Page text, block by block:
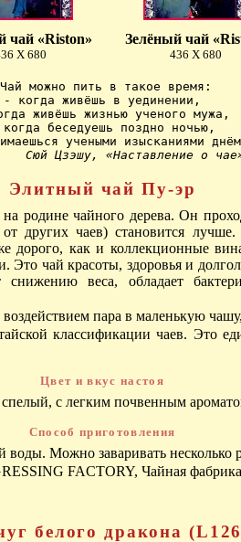
чай «Riston»
X 680
Зелёный чай
436 X 680
можно пить в такое время:
- когда живёшь в уединении,
живёшь жизнью ученого мужа,
беседуешь поздно ночью,
учеными изысканиями
Сюй Цзэшу, «Наставление о
Элитный чай Пу-эр
родине чайного дерева. Он
других чаев) становится
дорого, как и коллекционные
Это чай красоты, здоровья и
снижению веса, обладает
пара в маленькую
классификации чаев. Это
Цвет и вкус настоя
с легким почвенным
Способ приготовления
Можно заваривать несколько
FACTORY, Чайная
белого дракона